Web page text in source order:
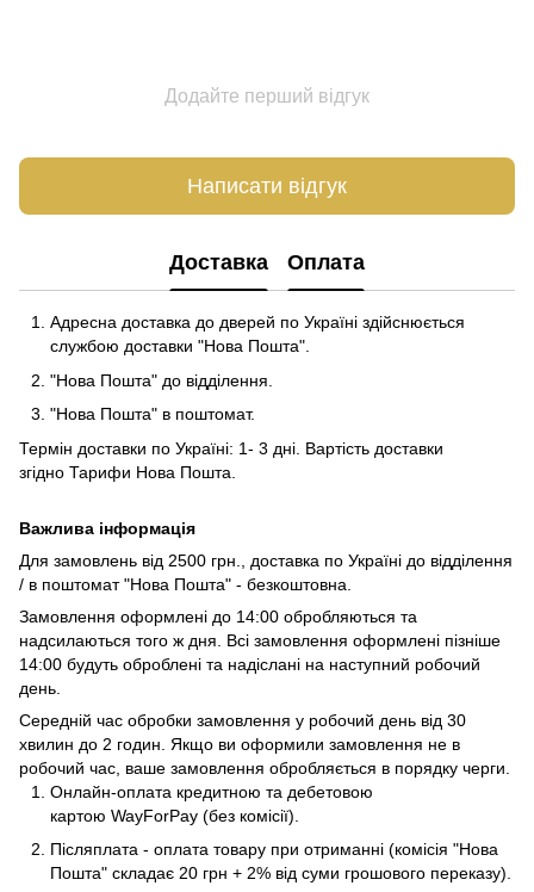
Додайте перший відгук
Написати відгук
Доставка Оплата
Адресна доставка до дверей по Україні здійснюється
службою доставки "Нова Пошта".
"Нова Пошта" до відділення.
"Нова Пошта" в поштомат.
Термін доставки по Україні: 1- 3 дні. Вартість доставки
згідно Тарифи Нова Пошта
Важлива інформація
Для замовлень від 2500 грн., доставка по Україні до відділення
/ в поштомат "Нова Пошта" - безкоштовна.
Замовлення оформлені до 14:00 обробляються та
надсилаються того ж дня. Всі замовлення оформлені пізніше
14:00 будуть оброблені та надіслані на наступний робочий
день.
Середній час обробки замовлення у робочий день від 30
хвилин до 2 годин. Якщо ви оформили замовлення не в
робочий час, ваше замовлення обробляється в порядку черги.
Онлайн-оплата кредитною та дебетовою
картою WayForPay (без комісії).
Післяплата - оплата товару при отриманні (комісія "Нова
Пошта" складає 20 грн + 2% від суми грошового переказу).